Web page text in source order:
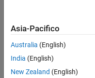
Asia-Pacifico
Australia (English)
India (English)
New Zealand (English)